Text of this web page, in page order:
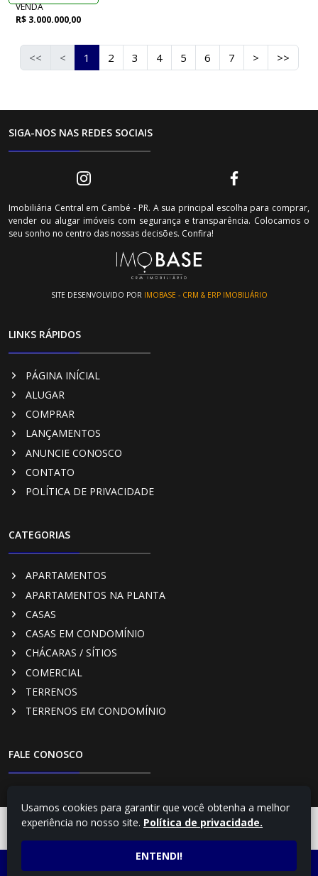
VENDA
R$ 3.000.000,00
<< < 1 2 3 4 5 6 7 > >>
SIGA-NOS NAS REDES SOCIAIS
Imobiliária Central em Cambé - PR. A sua principal escolha para comprar,
vender ou alugar imóveis com segurança e transparência. Colocamos o
seu sonho no centro das nossas decisões. Confira!
SITE DESENVOLVIDO POR IMOBASE - CRM & ERP IMOBILIÁRIO
LINKS RÁPIDOS
PÁGINA INÍCIAL
ALUGAR
COMPRAR
LANÇAMENTOS
ANUNCIE CONOSCO
CONTATO
POLÍTICA DE PRIVACIDADE
CATEGORIAS
APARTAMENTOS
APARTAMENTOS NA PLANTA
CASAS
CASAS EM CONDOMÍNIO
CHÁCARAS / SÍTIOS
COMERCIAL
TERRENOS
TERRENOS EM CONDOMÍNIO
FALE CONOSCO
(43) 3254-4348
(43) 99169-3782 - Vendas
imobiliariacentral@uol.com.br
FALE COM UMCONSULTOR
ATENDIMENTO POR
Usamos cookies para garantir que você obtenha a melhor
experiência no nosso site. Política de privacidade.
ENTENDI!